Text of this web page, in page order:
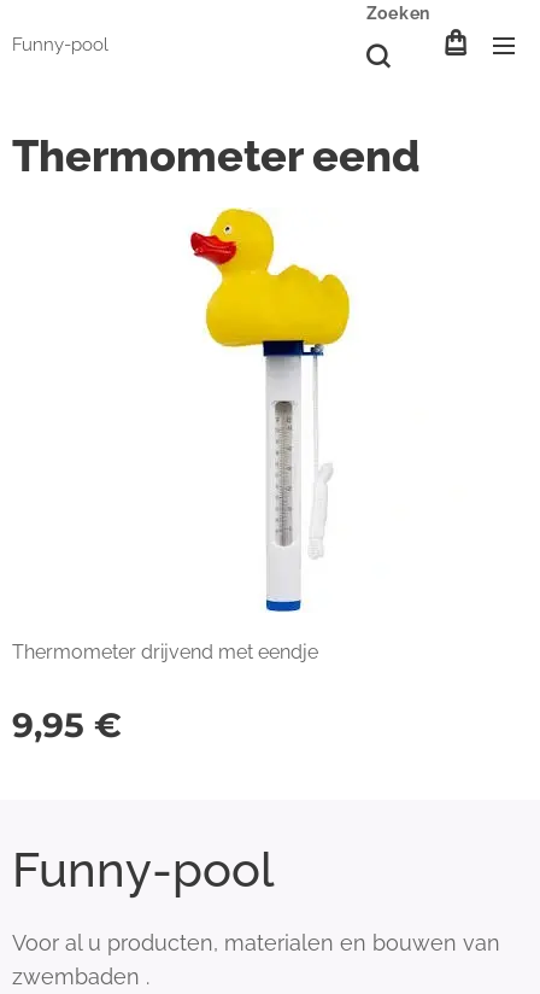
Funny-pool
Zoeken
Thermometer eend
Thermometer drijvend met eendje
9,95 €
Funny-pool
Voor al u producten, materialen en bouwen van
zwembaden .